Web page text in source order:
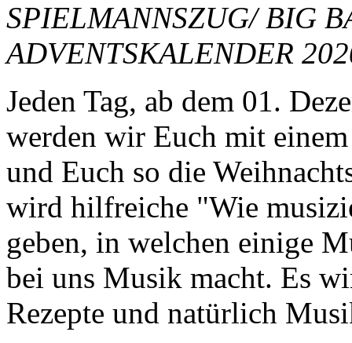
SPIELMANNSZUG/ BIG
ADVENTSKALENDER
Jeden Tag, ab dem 01.
werden wir Euch mit
und Euch so die
wird hilfreiche "Wie
geben, in welchen einige
bei uns Musik macht. Es
Rezepte und natürlich